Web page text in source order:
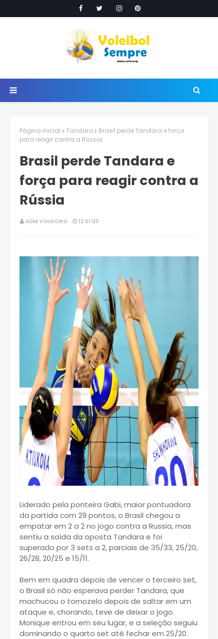
Página inicial Tandara
Brasil perde Tandara e força
para reagir contra a Rússia
Brasil perde Tandara e
força para reagir contra a
Rússia
ADM VOLEIORG 12:51:00
Liderado pela ponteira Gabi, maior pontuadora
da partida com 29 pontos, o Brasil chegou a
empatar em 2 a 2 no jogo contra a Russia, mas
sentiu a saída da oposta Tandara e foi
superado por 3 sets a 2, parciais de 35/33, 25/20,
26/28, 20/25 e 15/11.
Bem em quadra depois de vencer o terceiro set,
o Brasil só não esperava perder Tandara, que
machucou o tornozelo depois de saltar em um
ataque e, chorando, teve de deixar o jogo.
Monique entrou em seu lugar, e a seleção seguiu
dominando o quarto set até fechar em 25/20.